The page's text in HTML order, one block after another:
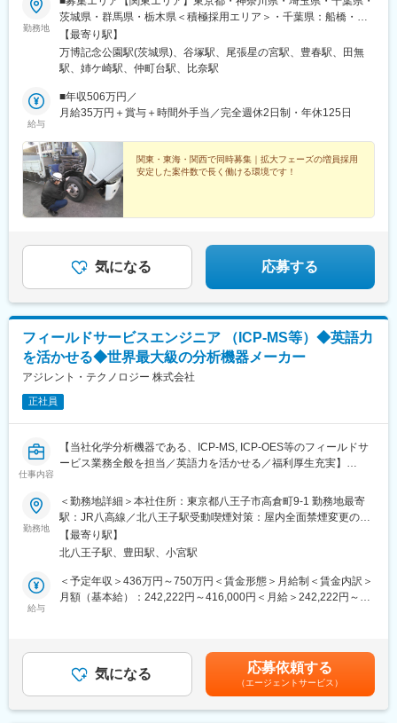
勤務地
茨城県・群馬県・栃木県＜積極採用エリア＞・千葉県：船橋・印
西・成田・佐倉・埼玉県：所沢・入間・狭山・栃木県：宇都宮・
さくら・神奈川県：小田原・南足柄・箱根・茨城県：水戸・ひた
ちなか・日立【東海エリア】静岡県・愛知県・三重県＜積極採用
エリア】大阪府 ＜新規エリアにつき積極採用中＞新規拠点立ち
上げのため、複数名採用を予定しています。※全国規模の大手企業
年度15,000台 → 2025年度95,000台以上と、継続的に成長してい
ます。※業務拡大に伴い、部材置場も順次増設予定です。■勤務
地・働き方・自宅近くに駐車場を会社負担で用意・基本は自宅周
辺エリアを担当・転勤なし・必要に応じて近隣エリアへの対応あ
り・部材置場には週1回程度立ち寄り
【最寄り駅】
万博記念公園駅(茨城県)、谷塚駅、尾張星の宮駅、豊春駅、田無
駅、姉ケ崎駅、仲町台駅、比奈駅
給与
■年収506万円／
月給35万円＋賞与＋時間外手当／完全週休2日制・年休125日
関東・東海・関西で同時募集｜拡大フェーズの増員採用
安定した案件数で長く働ける環境です！
気になる 応募する
フィールドサービスエンジニア （ICP-MS等）◆英語力
を活かせる◆世界最大級の分析機器メーカー
アジレント・テクノロジー 株式会社
正社員
仕事内容
【当社化学分析機器である、ICP-MS, ICP-OES等のフィールドサ
ービス業務全般を担当／英語力を活かせる／福利厚生充実】
■職務内容 :
・当社化学分析機器である、ICP-MS, ICP-OES等のフィールドサ
ービス業務全般。（カスタマエンジニア業務）
・お客様先で、上記担当製品の装置の据付と操作説明、確立され
ているアプリケーションの検収を実施して頂きます。
・また、バリデーション作業と点検業務、故障診断と修理、サポ
ート商品の販売促進など、幅広い業務をお任せいたします。
食品分析分野、危険ドラッグなどの法医学など、多岐にわたる化
学分析の分野はもちろん、製薬・バイオテクノロジーなどのライ
フサイエンス分野にも強みを持っています。
勤務地
＜勤務地詳細＞本社住所：東京都八王子市高倉町9-1 勤務地最寄
駅：JR八高線／北八王子駅受動喫煙対策：屋内全面禁煙変更の範
囲：会社の定める事業所（リモートワーク含む）
【最寄り駅】
北八王子駅、豊田駅、小宮駅
給与
＜予定年収＞436万円～750万円＜賃金形態＞月給制＜賃金内訳＞
月額（基本給）：242,222円～416,000円＜月給＞242,222円～
下する可能性があります。月給(月額)は固定手当を含めた表記で
す。
気になる 応募依頼する
（エージェントサービス）